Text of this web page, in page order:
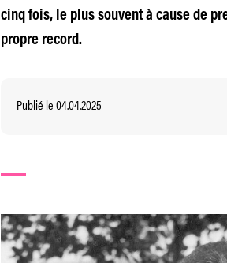
cinq fois, le plus souvent à cause de
propre record.
Publié le 04.04.2025